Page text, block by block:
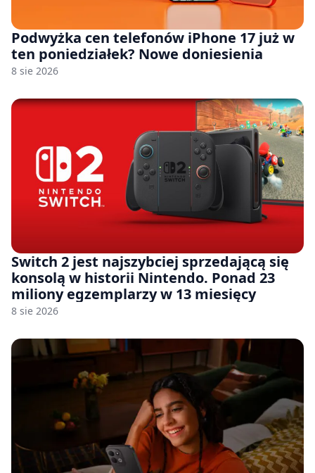
Podwyżka cen telefonów iPhone 17 już w
ten poniedziałek? Nowe doniesienia
8 sie 2026
Switch 2 jest najszybciej sprzedającą się
konsolą w historii Nintendo. Ponad 23
miliony egzemplarzy w 13 miesięcy
8 sie 2026